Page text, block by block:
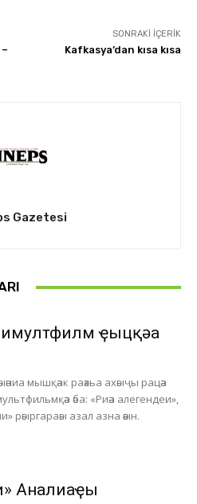
SONRAKI İÇERIK
Kafkasya’dan kısa kısa
Gazetesi
ҿыцқәа
мышқәак раәхьа ахәыҷы рацәа
әба: «Риәа алегендеи»,
рәыргараәы азал азна әәын.
Анҭалиаҿы